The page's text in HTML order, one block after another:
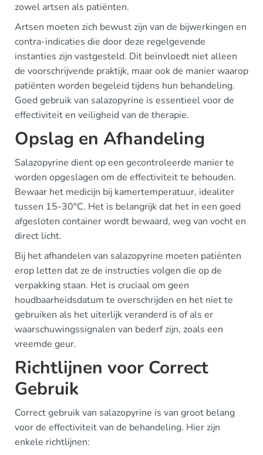
zowel artsen als patiënten.
Artsen moeten zich bewust zijn van de bijwerkingen en
contra-indicaties die door deze regelgevende
instanties zijn vastgesteld. Dit beïnvloedt niet alleen
de voorschrijvende praktijk, maar ook de manier waarop
patiënten worden begeleid tijdens hun behandeling.
Goed gebruik van salazopyrine is essentieel voor de
effectiviteit en veiligheid van de therapie.
Opslag en Afhandeling
Salazopyrine dient op een gecontroleerde manier te
worden opgeslagen om de effectiviteit te behouden.
Bewaar het medicijn bij kamertemperatuur, idealiter
tussen 15-30°C. Het is belangrijk dat het in een goed
afgesloten container wordt bewaard, weg van vocht en
direct licht.
Bij het afhandelen van salazopyrine moeten patiënten
erop letten dat ze de instructies volgen die op de
verpakking staan. Het is cruciaal om geen
houdbaarheidsdatum te overschrijden en het niet te
gebruiken als het uiterlijk veranderd is of als er
waarschuwingssignalen van bederf zijn, zoals een
vreemde geur.
Richtlijnen voor Correct
Gebruik
Correct gebruik van salazopyrine is van groot belang
voor de effectiviteit van de behandeling. Hier zijn
enkele richtlijnen: